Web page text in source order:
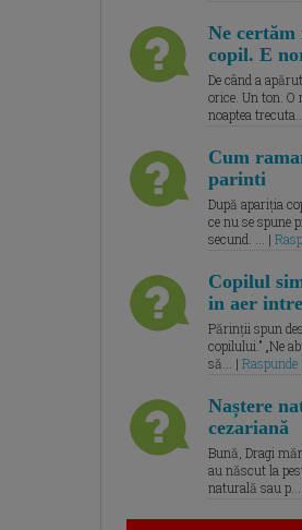
Ne certăm
copil. E
De când a
orice. Un ton. O
noaptea
Cum
parinti
După apariția
ce nu se spune
secund. ... |
Copilul
in aer
Părinții spun
copilului.” „Ne
să... |
Naștere
cezariană
Bună, Dragi
au născut la
naturală sau